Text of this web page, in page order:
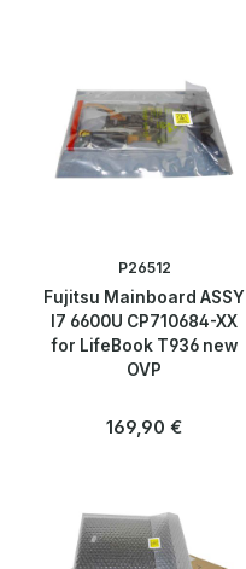
P26512
Fujitsu Mainboard ASSY
I7 6600U CP710684-XX
for LifeBook T936 new
OVP
Regulärer Preis:
169,90 €